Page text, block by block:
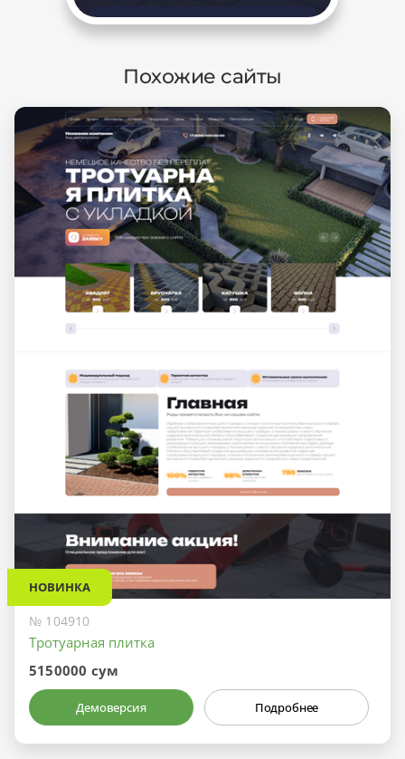
Похожие сайты
НОВИНКА
№ 104910
Тротуарная плитка
5150000 сум
Демоверсия Подробнее